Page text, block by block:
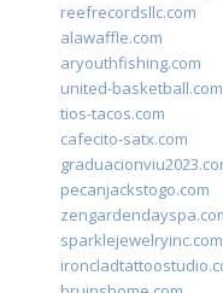
reefrecordsllc.com
alawaffle.com
aryouthfishing.com
united-basketball.com
tios-tacos.com
cafecito-satx.com
pecanjackstogo.com
sparklejewelryinc.com